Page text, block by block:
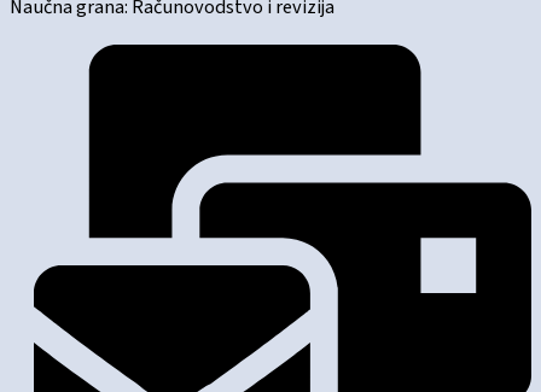
Naučna grana: Računovodstvo i revizija